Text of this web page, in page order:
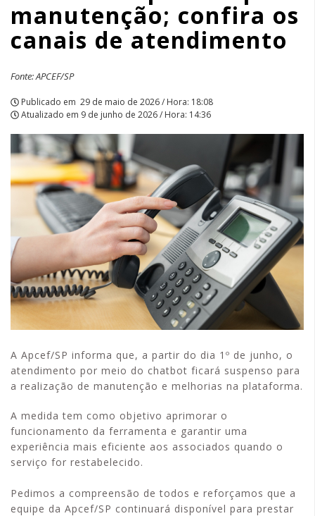
atendimento
|
APCEF/SP
manutenção; confira os
canais de atendimento
Fonte: APCEF/SP
Publicado em 29 de maio de 2026 / Hora: 18:08
Atualizado em 9 de junho de 2026 / Hora: 14:36
A Apcef/SP informa que, a partir do dia 1º de junho, o
atendimento por meio do chatbot ficará suspenso para
a realização de manutenção e melhorias na plataforma.
A medida tem como objetivo aprimorar o
funcionamento da ferramenta e garantir uma
experiência mais eficiente aos associados quando o
serviço for restabelecido.
Pedimos a compreensão de todos e reforçamos que a
equipe da Apcef/SP continuará disponível para prestar